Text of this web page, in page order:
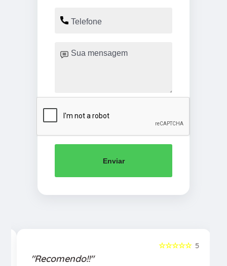
Enviar
5
☆☆☆☆☆
"Recomendo!!"